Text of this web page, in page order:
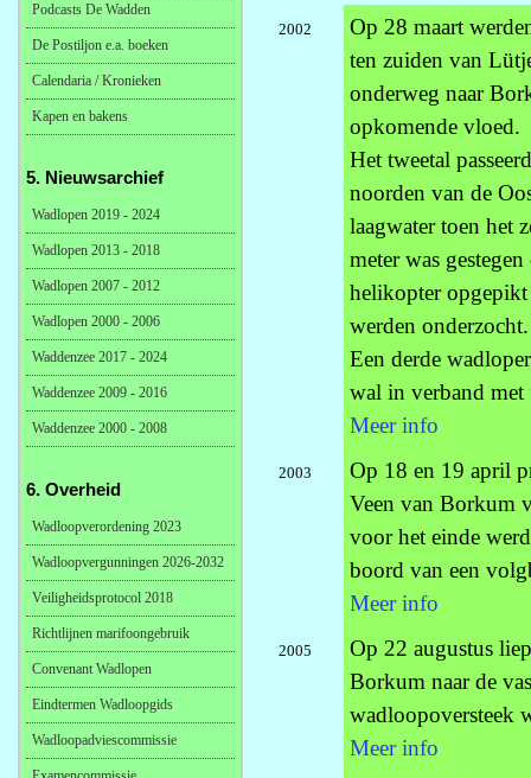
2002
Op 28 maart
ten zuiden van
onderweg naar
opkomende vloed.
Het tweetal
noorden van de
laagwater toen het
meter was
helikopter opgepikt
werden
Een derde
wal in verband met
Meer info
2003
Op 18 en 19 april
Veen van Borkum
voor het einde
boord van een
Meer info
2005
Op 22 augustus
Borkum naar de
wadloopoversteek
Meer info
Podcasts De Wadden
De Postiljon e.a. boeken
Calendaria / Kronieken
Kapen en bakens
5. Nieuwsarchief
Wadlopen 2019 - 2024
Wadlopen 2013 - 2018
Wadlopen 2007 - 2012
Wadlopen 2000 - 2006
Waddenzee 2017 - 2024
Waddenzee 2009 - 2016
Waddenzee 2000 - 2008
6. Overheid
Wadloopverordening 2023
Wadloopvergunningen 2026-2032
Veiligheidsprotocol 2018
Richtlijnen marifoongebruik
Convenant Wadlopen
Eindtermen Wadloopgids
Wadloopadviescommissie